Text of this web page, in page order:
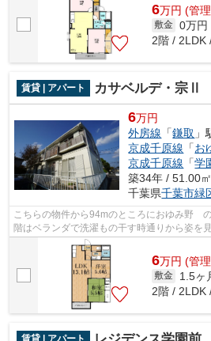
6万円 (管
敷金 0万円
2階 / 2LDK
賃貸 | アパート カサベルデ・宗Ⅱ
6万円
外房線 「鎌取 」
京成千原線 「お
京成千原線 「学
築34年 / 51.00㎡
千葉県千葉市緑
こちらの物件から94mのところにおゆみ野
階はベランダで洗濯もの干す時通りから姿を
件はアパートです。歩いて12分ほどで駅...
6万円 (管
敷金 1.5ヶ
2階 / 2LDK
賃貸 | アパート